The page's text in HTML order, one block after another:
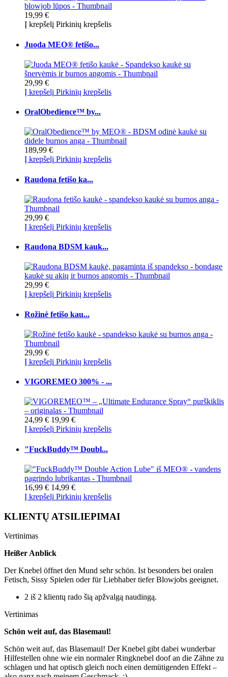
19,99 €
Į krepšelį Pirkinių krepšelis
Juoda MEO® fetišo...
29,99 €
Į krepšelį Pirkinių krepšelis
OralObedience™ by...
189,99 €
Į krepšelį Pirkinių krepšelis
Raudona fetišo ka...
29,99 €
Į krepšelį Pirkinių krepšelis
Raudona BDSM kauk...
29,99 €
Į krepšelį Pirkinių krepšelis
Rožinė fetišo kau...
29,99 €
Į krepšelį Pirkinių krepšelis
VIGOREMEO 300% - ...
24,99 € 19,99 €
Į krepšelį Pirkinių krepšelis
"FuckBuddy™ Doubl...
16,99 € 14,99 €
Į krepšelį Pirkinių krepšelis
KLIENTŲ ATSILIEPIMAI
Vertinimas
Heißer Anblick
Der Knebel öffnet den Mund sehr schön. Ist besonders bei oralen
Fetisch, Sissy Spielen oder für Liebhaber tiefer Blowjobs geeignet.
2 iš 2 klientų rado šią apžvalgą naudingą.
Vertinimas
Schön weit auf, das Blasemaul!
Schön weit auf, das Blasemaul! Der Knebel gibt dabei wunderbar
Hilfestellen ohne wie ein normaler Ringknebel doof an die Zähne zu
schlagen und hat optisch gleich noch einen demütigenden Effekt –